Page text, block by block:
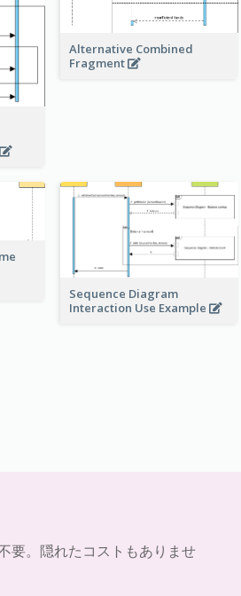
Alternative Combined
Fragment
Sequence Diagram
Interaction Use Example
要。隠れたコストもありませ